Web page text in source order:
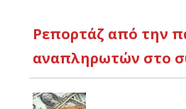
Ρεπορτάζ από την
αναπληρωτών στο